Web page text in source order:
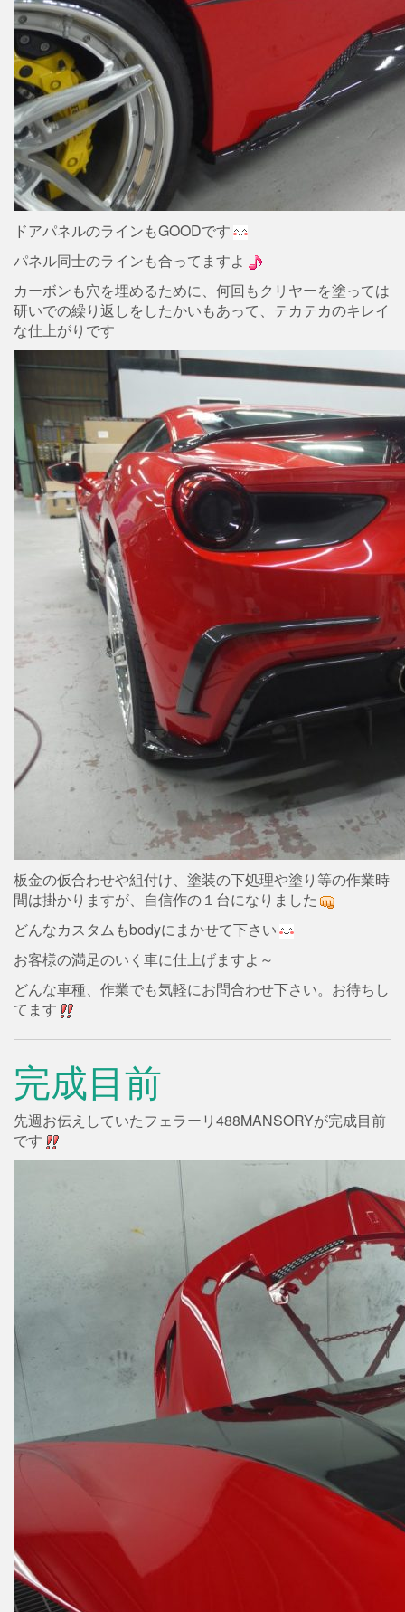
ドアパネルのラインもGOODです
パネル同士のラインも合ってますよ
カーボンも穴を埋めるために、何回もクリヤーを塗っては
研いでの繰り返しをしたかいもあって、テカテカのキレイ
な仕上がりです
板金の仮合わせや組付け、塗装の下処理や塗り等の作業時
間は掛かりますが、自信作の１台になりました
どんなカスタムもbodyにまかせて下さい
お客様の満足のいく車に仕上げますよ～
どんな車種、作業でも気軽にお問合わせ下さい。お待ちし
てます
完成目前
先週お伝えしていたフェラーリ488MANSORYが完成目前
です